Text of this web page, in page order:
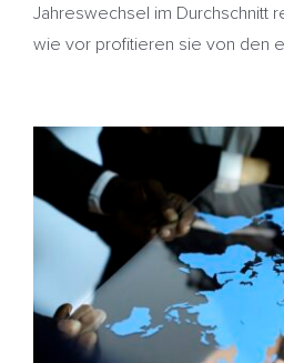
Jahreswechsel im Durchschnitt
wie vor profitieren sie von den
Rohölpreise steigen –
bedrängen den Ölmarkt –
verändert
HeizölNews Russland